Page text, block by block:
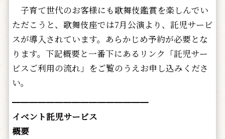
子育て世代のお客様にも歌舞伎鑑賞を楽しんでい
ただこうと、歌舞伎座では7月公演より、託児サービ
スが導入されています。あらかじめ予約が必要とな
ります。下記概要と一番下にあるリンク「託児サー
ビスご利用の流れ」をご覧のうえお申し込みくださ
い。
━━━━━━━━━━━━━━━━
イベント託児サービス
概要